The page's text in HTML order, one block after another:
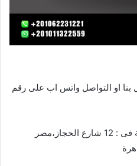
بنا او التواصل واتس اب على رقم
بالتالى يمكنك زيارة موقع الشركة فى : 12 شارع الحجاز،مصر